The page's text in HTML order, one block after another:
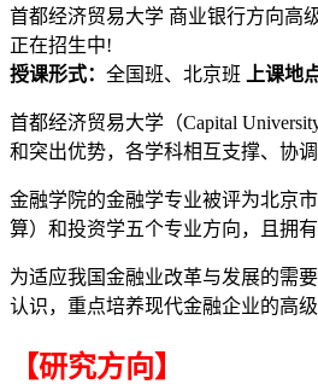
首都经济贸易大学 商业银行方向高
正在招生中!
授课形式： 全国班、北京班 上课地
首都经济贸易大学（Capital
和突出优势，各学科相互支撑、协
金融学院的金融学专业被评为北京
算）和投资学五个专业方向，且拥
为适应我国金融业改革与发展的需
认识，重点培养现代金融企业的高
【研究方向】